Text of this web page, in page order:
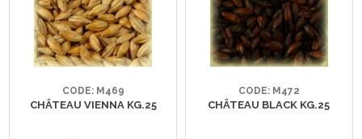
CODE: M469
CHÂTEAU VIENNA KG.25
CODE: M472
CHÂTEAU BLACK KG.25